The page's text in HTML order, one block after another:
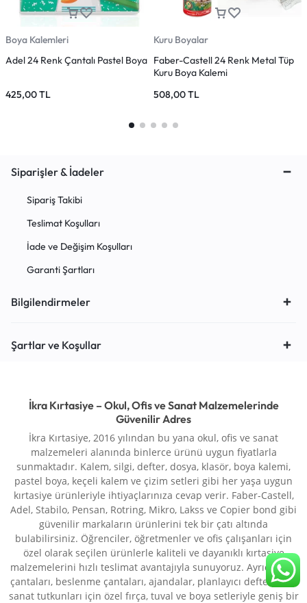
Boya Kalemleri
Adel 24 Renk Çantalı Pastel Boya
425,00TL
Kuru Boyalar
Faber-Castell 24 Renk Metal Tüp
Kuru Boya Kalemi
508,00TL
Siparişler & İadeler
Sipariş Takibi
Teslimat Koşulları
İade ve Değişim Koşulları
Garanti Şartları
Bilgilendirmeler
Şartlar ve Koşullar
İkra Kırtasiye – Okul, Ofis ve Sanat Malzemelerinde
Güvenilir Adres
İkra Kırtasiye, 2016 yılından bu yana okul, ofis ve sanat
malzemeleri alanında binlerce ürünü uygun fiyatlarla
sunmaktadır. Kalem, silgi, defter, dosya, klasör, boya kalemi,
pastel boya, keçeli kalem ve çizim setleri gibi her yaşa uygun
kırtasiye ürünleriyle ihtiyaçlarınıza cevap verir. Faber-Castell,
Adel, Stabilo, Pensan, Rotring, Mikro, Lakss ve Copier bond gibi
güvenilir markaların ürünlerini tek bir çatı altında
bulabilirsiniz. Öğrenciler, öğretmenler ve ofis çalışanları için
özel olarak seçilen ürünlerle kaliteli ve dayanıklı kırtasiye
malzemelerini hızlı teslimat avantajıyla sunuyoruz. Ayrıca okul
çantaları, beslenme çantaları, ajandalar, planlayıcı defterler ve
sanat tutkunları için özel fırça, tuval ve boya setleriyle geniş bir